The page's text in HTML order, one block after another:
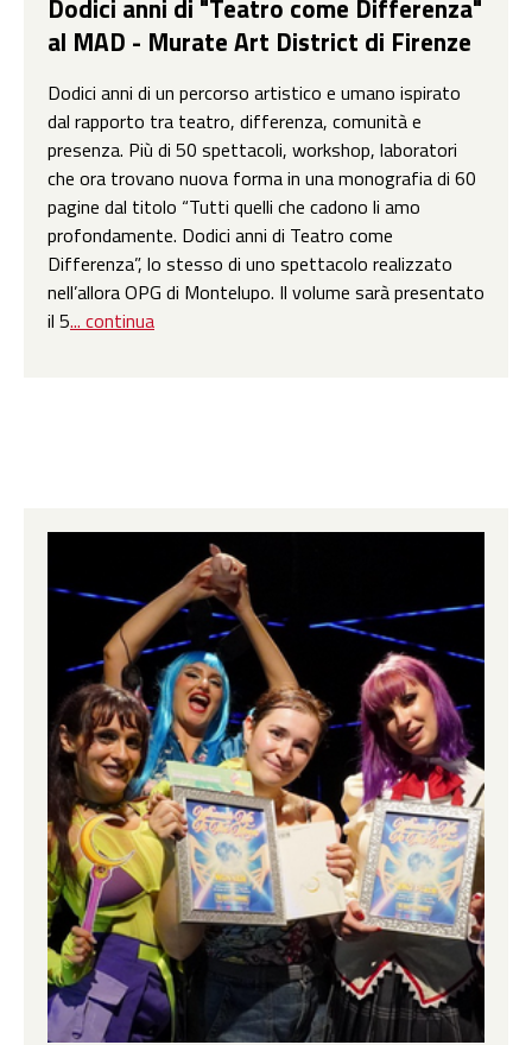
Dodici anni di "Teatro come Differenza"
al MAD - Murate Art District di Firenze
Dodici anni di un percorso artistico e umano ispirato
dal rapporto tra teatro, differenza, comunità e
presenza. Più di 50 spettacoli, workshop, laboratori
che ora trovano nuova forma in una monografia di 60
pagine dal titolo “Tutti quelli che cadono li amo
profondamente. Dodici anni di Teatro come
Differenza”, lo stesso di uno spettacolo realizzato
nell’allora OPG di Montelupo. Il volume sarà presentato
il 5... continua